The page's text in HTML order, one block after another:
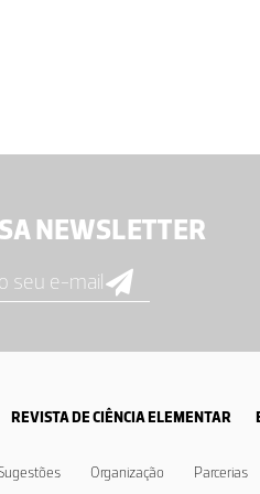
NEWSLETTER
REVISTA DE CIÊNCIA ELEMENTAR
Organização Parcerias